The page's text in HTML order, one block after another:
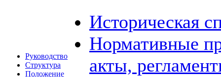
Руководство
Структура
Положение
Историческая
Нормативные
акты,